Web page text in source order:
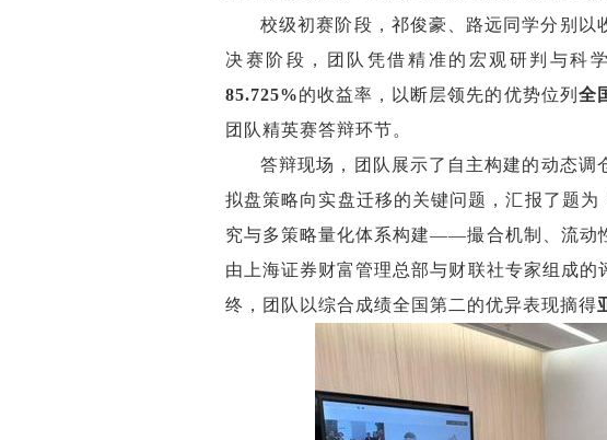
校级初赛阶段，祁俊豪、路远同学分别以
决赛阶段，团队凭借精准的宏观研判与科
85.725%的收益率，以断层领先的优势位列 全
团队精英赛答辩环节。
答辩现场，团队展示了自主构建的动态调
拟盘策略向实盘迁移的关键问题，汇报了题为
究与多策略量化体系构建——撮合机制、流动
由上海证券财富管理总部与财联社专家组成的
终，团队以综合成绩全国第二的优异表现摘得